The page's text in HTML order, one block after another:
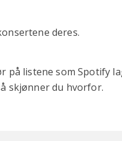
deres.
på listene som Spotify
skjønner du hvorfor.